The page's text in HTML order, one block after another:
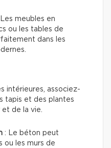
meubles en
ou les tables de
dans les
intérieures, associez-
tapis et des plantes
de la vie.
: Le béton peut
ou les murs de